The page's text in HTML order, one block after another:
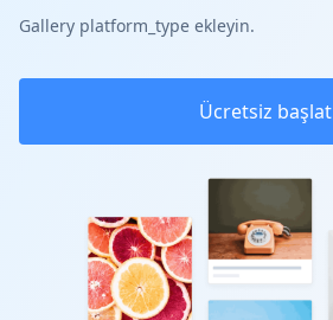
Gallery platform_type ekleyin.
Ücretsiz başlat